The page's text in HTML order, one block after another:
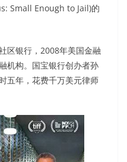
Small Enough to Jail)的
区银行，2008年美国金融
机构。国宝银行创办者孙
五年，花费千万美元律师